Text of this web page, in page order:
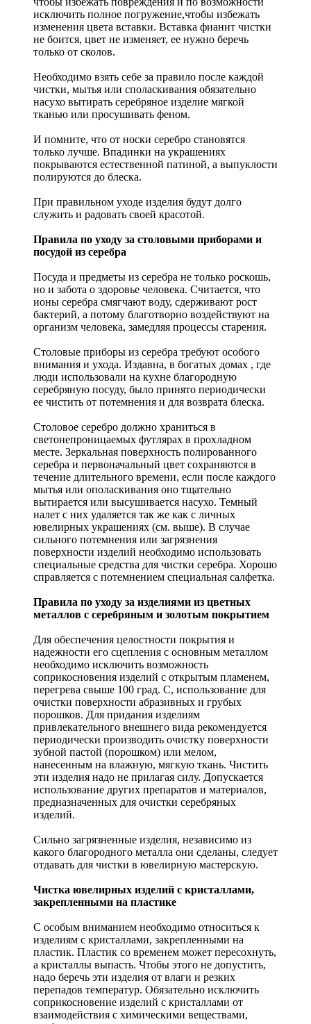
исключить полное погружение,чтобы избежать
изменения цвета вставки. Вставка фианит чистки
не боится, цвет не изменяет, ее нужно беречь
только от сколов.
Необходимо взять себе за правило после каждой
чистки, мытья или споласкивания обязательно
насухо вытирать серебряное изделие мягкой
тканью или просушивать феном.
И помните, что от носки серебро становятся
только лучше. Впадинки на украшениях
покрываются естественной патиной, а выпуклости
полируются до блеска.
При правильном уходе изделия будут долго
служить и радовать своей красотой.
Правила по уходу за столовыми приборами и
посудой из серебра
Посуда и предметы из серебра не только роскошь,
но и забота о здоровье человека. Считается, что
ионы серебра смягчают воду, сдерживают рост
бактерий, а потому благотворно воздействуют на
организм человека, замедляя процессы старения.
Столовые приборы из серебра требуют особого
внимания и ухода. Издавна, в богатых домах , где
люди использовали на кухне благородную
серебряную посуду, было принято периодически
ее чистить от потемнения и для возврата блеска.
Столовое серебро должно храниться в
светонепроницаемых футлярах в прохладном
месте. Зеркальная поверхность полированного
серебра и первоначальный цвет сохраняются в
течение длительного времени, если после каждого
мытья или ополаскивания оно тщательно
вытирается или высушивается насухо. Темный
налет с них удаляется так же как с личных
ювелирных украшениях (см. выше). В случае
сильного потемнения или загрязнения
поверхности изделий необходимо использовать
специальные средства для чистки серебра. Хорошо
справляется с потемнением специальная салфетка.
Правила по уходу за изделиями из цветных
металлов с серебряным и золотым покрытием
Для обеспечения целостности покрытия и
надежности его сцепления с основным металлом
необходимо исключить возможность
соприкосновения изделий с открытым пламенем,
перегрева свыше 100 град. С, использование для
очистки поверхности абразивных и грубых
порошков. Для придания изделиям
привлекательного внешнего вида рекомендуется
периодически производить очистку поверхности
зубной пастой (порошком) или мелом,
нанесенным на влажную, мягкую ткань. Чистить
эти изделия надо не прилагая силу. Допускается
использование других препаратов и материалов,
предназначенных для очистки серебряных
изделий.
Сильно загрязненные изделия, независимо из
какого благородного металла они сделаны, следует
отдавать для чистки в ювелирную мастерскую.
Чистка ювелирных изделий с кристаллами,
закрепленными на пластике
С особым вниманием необходимо относиться к
изделиям с кристаллами, закрепленными на
пластик. Пластик со временем может пересохнуть,
а кристаллы выпасть. Чтобы этого не допустить,
надо беречь эти изделия от влаги и резких
перепадов температур. Обязательно исключить
соприкосновение изделий с кристаллами от
взаимодействия с химическими веществами,